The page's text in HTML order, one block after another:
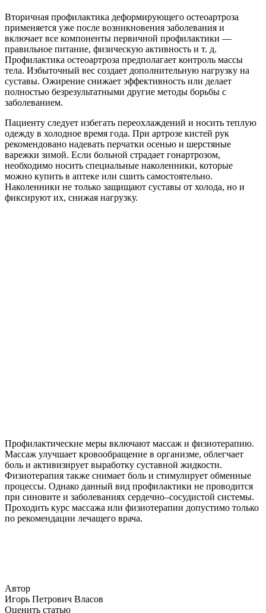
Вторичная профилактика деформирующего остеоартроза
применяется уже после возникновения заболевания и
включает все компоненты первичной профилактики —
правильное питание, физическую активность и т. д.
Профилактика остеоартроза предполагает контроль массы
тела. Избыточный вес создает дополнительную нагрузку на
суставы. Ожирение снижает эффективность или делает
полностью безрезультатными другие методы борьбы с
заболеванием.
Пациенту следует избегать переохлаждений и носить теплую
одежду в холодное время года. При артрозе кистей рук
рекомендовано надевать перчатки осенью и шерстяные
варежки зимой. Если больной страдает гонартрозом,
необходимо носить специальные наколенники, которые
можно купить в аптеке или сшить самостоятельно.
Наколенники не только защищают суставы от холода, но и
фиксируют их, снижая нагрузку.
Профилактические меры включают массаж и физиотерапию.
Массаж улучшает кровообращение в организме, облегчает
боль и активизирует выработку суставной жидкости.
Физиотерапия также снимает боль и стимулирует обменные
процессы. Однако данный вид профилактики не проводится
при синовите и заболеваниях сердечно–сосудистой системы.
Проходить курс массажа или физиотерапии допустимо только
по рекомендации лечащего врача.
Автор
Игорь Петрович Власов
Оценить статью